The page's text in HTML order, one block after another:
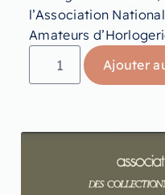
l’Association
Amateurs
Ajouter